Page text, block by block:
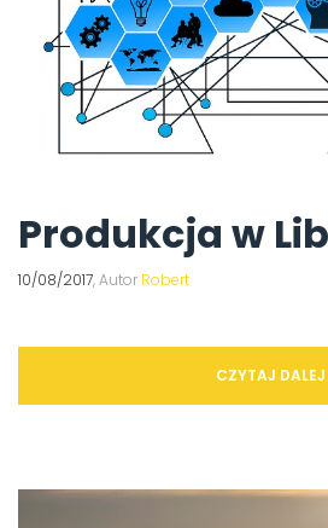
Produkcja w
10/08/2017, Autor Robert
CZYTAJ DALEJ